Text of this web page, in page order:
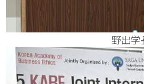
野出学長によ